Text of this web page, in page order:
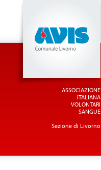
ASSOCIAZIONE
ITALIANA
VOLONTARI
SANGUE
Sezione di Livorno